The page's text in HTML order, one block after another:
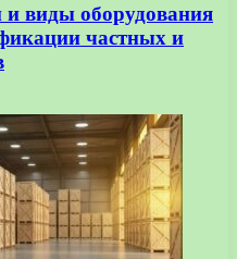
и виды оборудования
частных и